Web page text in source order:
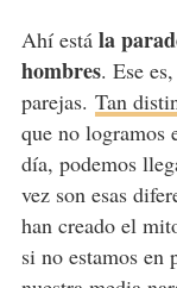
Ahí está la
hombres. Ese
parejas. Tan
que no logramos
día, podemos
vez son esas
han creado el
si no estamos en